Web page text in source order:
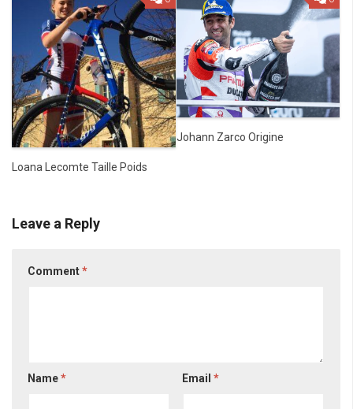
Loana Lecomte Taille Poids
Johann Zarco Origine
Leave a Reply
Comment*
Name* Email*